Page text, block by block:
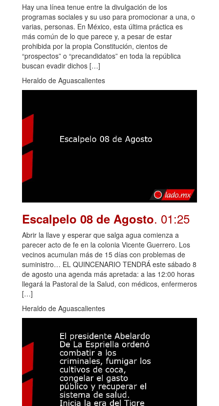
Hay una línea tenue entre la divulgación de los
programas sociales y su uso para promocionar a una, o
varias, personas. En México, esta última práctica es
más común de lo que parece y, a pesar de estar
prohibida por la propia Constitución, cientos de
“prospectos” o “precandidatos” en toda la república
buscan evadir dichos […]
Heraldo de Aguascalientes
Escalpelo 08 de Agosto. 01:25
Abrir la llave y esperar que salga agua comienza a
parecer acto de fe en la colonia Vicente Guerrero. Los
vecinos acumulan más de 15 días con problemas de
suministro… EL QUINCENARIO TENDRÁ este sábado 8
de agosto una agenda más apretada: a las 12:00 horas
llegará la Pastoral de la Salud, con médicos, enfermeros
[…]
Heraldo de Aguascalientes